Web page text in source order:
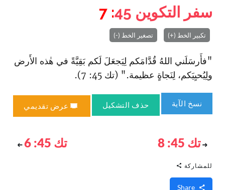
سفر التكوين 45
: 7
تكبير الخط (+) تصغير الخط (-)
"فأَرسَلَني اللهُ قُدَّامَكم لِيَجعَلَ لَكم بَقِيَّةً في هٰذه الأَرض
ولِيُحيِيَكم، لِنَجاةٍ عظيمة." (تك 45: 7).
نسخ الآية حذف التشكيل عرض تقديمي
تك 45: 8 تك 45: 6
للمشاركة